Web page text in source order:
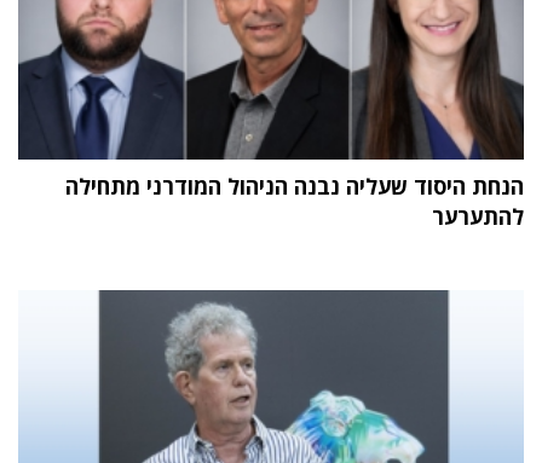
הנחת היסוד שעליה נבנה הניהול המודרני מתחילה
להתערער